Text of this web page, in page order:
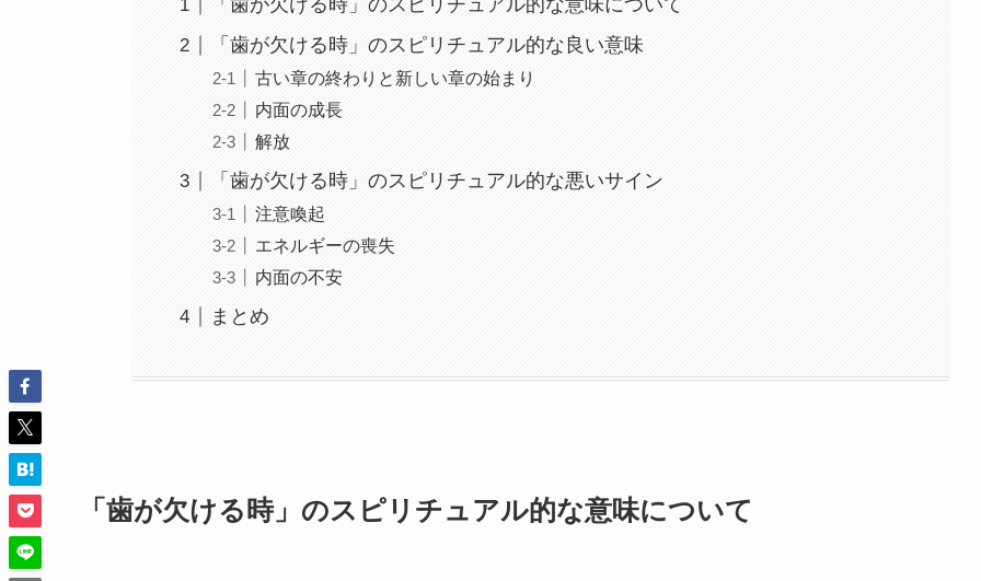
「歯が欠ける時」のスピリチュアル的な意味について
「歯が欠ける時」のスピリチュアル的な良い意味
古い章の終わりと新しい章の始まり
内面の成長
解放
「歯が欠ける時」のスピリチュアル的な悪いサイン
注意喚起
エネルギーの喪失
内面の不安
まとめ
「歯が欠ける時」のスピリチュアル的な意味について